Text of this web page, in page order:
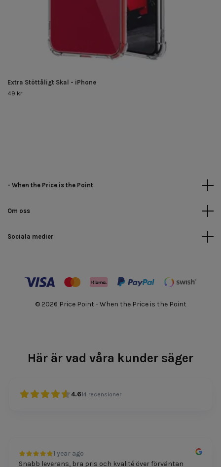
Extra Stöttåligt Skal - iPhone
49 kr
- When the Price is the Point
Om oss
Sociala medier
© 2026 Price Point - When the Price is the Point
Här är vad våra kunder säger
4.614 recensioner
1 year ago
Snabb leverans, bra pris och kvalité över förväntan